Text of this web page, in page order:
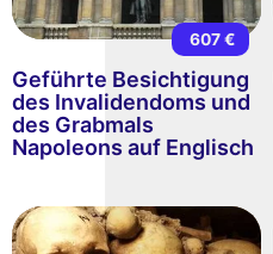
607 €
Geführte Besichtigung
des Invalidendoms und
des Grabmals
Napoleons auf Englisch